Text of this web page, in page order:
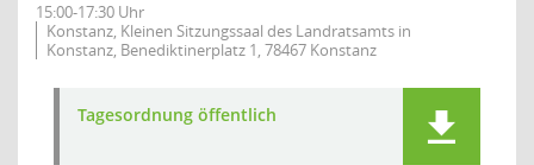
15:00-17:30 Uhr
Konstanz, Kleinen Sitzungssaal des Landratsamts in
Konstanz, Benediktinerplatz 1, 78467 Konstanz
Tagesordnung öffentlich